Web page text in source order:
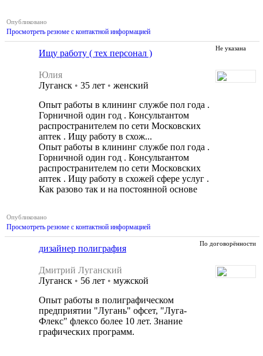
Опубликовано
Просмотреть резюме с контактной информацией
Ищу работу ( тех персонал ) Не указана
Юлия
Луганск • 35 лет • женский
Опыт работы в клининг службе пол года .
Горничной один год . Консультантом
распространителем по сети Московских
аптек . Ищу работу в схож...
Опыт работы в клининг службе пол года .
Горничной один год . Консультантом
распространителем по сети Московских
аптек . Ищу работу в схожей сфере услуг .
Как разово так и на постоянной основе
Опубликовано
Просмотреть резюме с контактной информацией
дизайнер полиграфия По договорённости
Дмитрий Луганский
Луганск • 56 лет • мужской
Опыт работы в полиграфическом
предприятии "Лугань" офсет, "Луга-
Флекс" флексо более 10 лет. Знание
графических программ.